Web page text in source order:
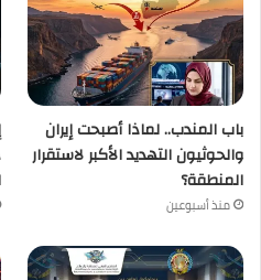
باب المندب.. لماذا أصبحت إيران
والحوثيون التهديد الأكبر لاستقرار
المنطقة؟
منذ أسبوعين